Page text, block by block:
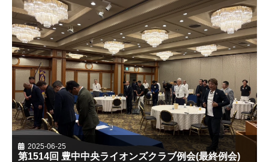
2025-06-25
第1514回 豊中中央ライオンズクラブ例会(最終例会)